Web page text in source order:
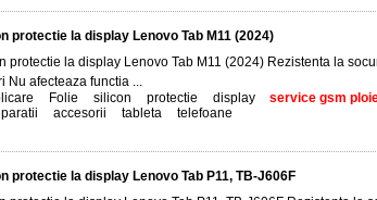
protectie la display Lenovo Tab M11 (2024)
protectie la display Lenovo Tab M11 (2024) Rezistenta la
Nu afecteaza functia ...
Folie silicon protectie display, service gsm
accesorii tableta telefoane
protectie la display Lenovo Tab P11, TB-J606F